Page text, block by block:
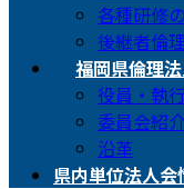
各種研修
後継者倫
福岡県倫理
役員・執
委員会紹
沿革
県内単位法人会